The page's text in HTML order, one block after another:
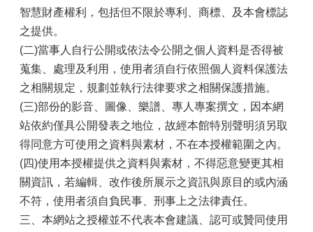
智慧財產權利，包括但不限於專利、商標、及本會標誌
之提供。
(二)當事人自行公開或依法令公開之個人資料是否得被
蒐集、處理及利用，使用者須自行依照個人資料保護法
之相關規定，規劃並執行法律要求之相關保護措施。
(三)部份的影音、圖像、樂譜、專人專案撰文，因本網
站依約僅具公開發表之地位，故經本館特別聲明須另取
得同意方可使用之資料與素材，不在本授權範圍之內。
(四)使用本授權提供之資料與素材，不得惡意變更其相
關資訊，若編輯、改作後所展示之資訊與原目的或內涵
不符，使用者須自負民事、刑事上之法律責任。
三、本網站之授權並不代表本會建議、認可或贊同使用